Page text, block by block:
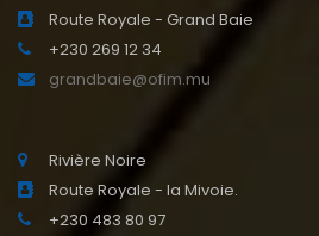
Route Royale - Grand Baie
+230 269 12 34
grandbaie@ofim.mu
Rivière Noire
Route Royale - la Mivoie.
+230 483 80 97